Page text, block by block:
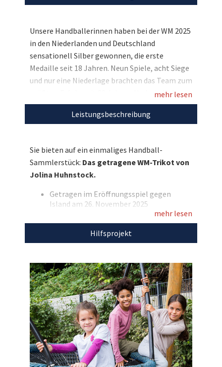
Unsere Handballerinnen haben bei der WM 2025
in den Niederlanden und Deutschland
sensationell Silber gewonnen, die erste
Medaille seit 18 Jahren. Neun Spiele, acht Siege
und nur eine Niederlage brachten das Team zum
größten Erfolg seit 32 Jahren. Und wir dürfen
einmalige Andenken versteigern: Die
Spielerinnen trennen sich von ihren getragenen
gegen Island am 26. November 2025 und
unterstützen Sie damit SOS-Kinderdorf e.V.!
einzigartige Auktionen für den guten Zweck!
mehr lesen
Leistungsbeschreibung
Sie bieten auf ein einmaliges Handball-
Sammlerstück: Das getragene WM-Trikot von
Jolina Huhnstock.
Getragen im Eröffnungsspiel gegen
Island am 26. November 2025
Personalisiert mit dem Nachnamen
„Huhnstock“ und der Rückennummer 45
Marke: Puma
Farbe: weiß
Mit Trikotwerbung
Aus Hygienegründen gewaschen
Mit DHB-Echtheitszertifikat
Mit dem Erlös dieser Auktion unterstützen wir
SOS-Kinderdorf e.V.
mehr lesen
Hilfsprojekt